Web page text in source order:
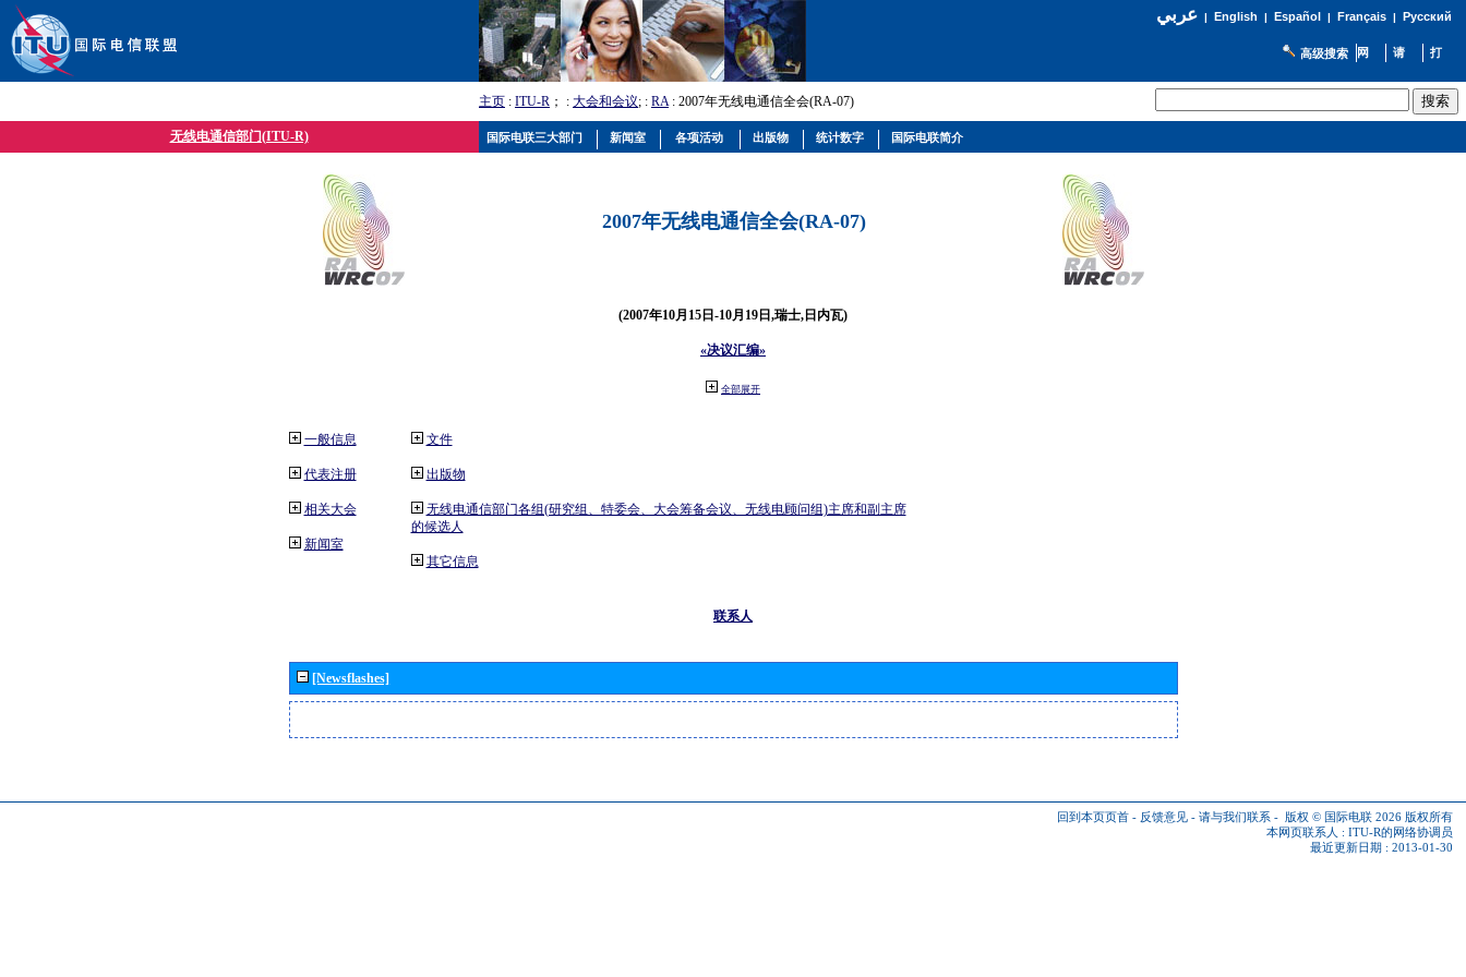
عربي| English | Español | Français| Русский
高级搜索
主页 : ITU-R ； : 大会和会议; : RA: 2007年无线电通信全会(RA-07)
无线电通信部门(ITU-R)
2007年无线电通信全会(RA-07)
(2007年10月15日-10月19日,瑞士,日内瓦)
«决议汇编»
全部展开
一般信息
代表注册
相关大会
新闻室
文件
出版物
无线电通信部门各组(研究组、特委会、大会筹备会议、无线电顾问组)主席和副主席
的候选人
其它信息
联系人
[Newsflashes]
回到本页页首 - 反馈意见 - 请与我们联系 - 版权 © 国际电联 2026 版权所有
本网页联系人 : ITU-R的网络协调员
最近更新日期 : 2013-01-30
国际电联三大部门 新闻室 各项活动 出版物 统计数字 国际电联简介